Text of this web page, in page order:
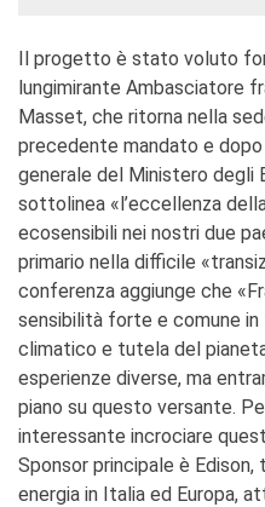
I Vantaggi
I nostri luoghi
I contatti
I nostri
ARCHIVIO
Café
Dialoghi del
Farnèse à la
Festa della
Incontro
mondo di
La Notte delle
Operazioni
PERCHÉ
FRANCESE
Il progetto è stato voluto
lungimirante Ambasciatore
Masset, che ritorna nella
precedente mandato e
generale del Ministero degli
sottolinea «l’eccellenza
ecosensibili nei nostri due
primario nella difficile
conferenza aggiunge che
sensibilità forte e comune
climatico e tutela del
esperienze diverse, ma
piano su questo versante.
interessante incrociare
Sponsor principale è
energia in Italia ed Europa,